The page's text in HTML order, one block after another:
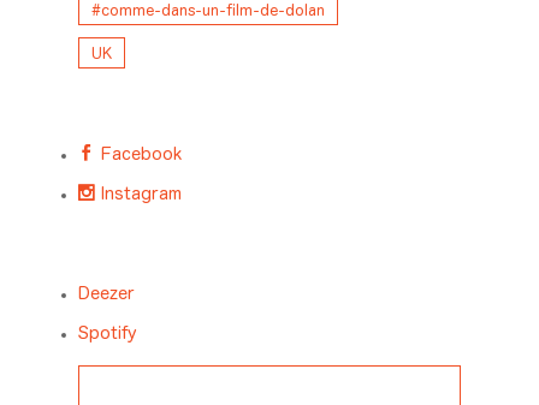
#comme-dans-un-film-de-dolan
UK
Facebook
Instagram
Deezer
Spotify